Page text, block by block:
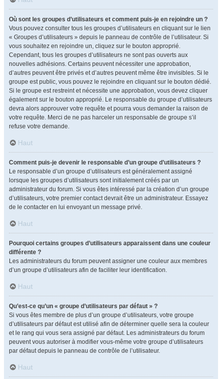
Où sont les groupes d’utilisateurs et comment puis-je en rejoindre un ?
Vous pouvez consulter tous les groupes d’utilisateurs en cliquant sur le lien
« Groupes d’utilisateurs » depuis le panneau de contrôle de l’utilisateur. Si
vous souhaitez en rejoindre un, cliquez sur le bouton approprié.
Cependant, tous les groupes d’utilisateurs ne sont pas ouverts aux
nouvelles adhésions. Certains peuvent nécessiter une approbation,
d’autres peuvent être privés et d’autres peuvent même être invisibles. Si le
groupe est public, vous pouvez le rejoindre en cliquant sur le bouton dédié.
Si le groupe est restreint et nécessite une approbation, vous devez cliquer
également sur le bouton approprié. Le responsable du groupe d’utilisateurs
devra alors approuver votre requête et pourra vous demander la raison de
votre requête. Merci de ne pas harceler un responsable de groupe s’il
refuse votre demande.
Haut
Comment puis-je devenir le responsable d’un groupe d’utilisateurs ?
Le responsable d’un groupe d’utilisateurs est généralement assigné
lorsque les groupes d’utilisateurs sont initialement créés par un
administrateur du forum. Si vous êtes intéressé par la création d’un groupe
d’utilisateurs, votre premier contact devrait être un administrateur. Essayez
de le contacter en lui envoyant un message privé.
Haut
Pourquoi certains groupes d’utilisateurs apparaissent dans une couleur
différente ?
Les administrateurs du forum peuvent assigner une couleur aux membres
d’un groupe d’utilisateurs afin de faciliter leur identification.
Haut
Qu’est-ce qu’un « groupe d’utilisateurs par défaut » ?
Si vous êtes membre de plus d’un groupe d’utilisateurs, votre groupe
d’utilisateurs par défaut est utilisé afin de déterminer quelle sera la couleur
et le rang qui vous sera assigné par défaut. Les administrateurs du forum
peuvent vous autoriser à modifier vous-même votre groupe d’utilisateurs
par défaut depuis le panneau de contrôle de l’utilisateur.
Haut